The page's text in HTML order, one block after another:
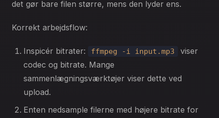
det gør bare filen større, mens den lyder ens.
Korrekt arbejdsflow:
Inspicér bitrater: ffmpeg -i input.mp3
viser
codec og bitrate. Mange
sammenlægningsværktøjer viser dette ved
upload.
Enten nedsample filerne med højere bitrate for